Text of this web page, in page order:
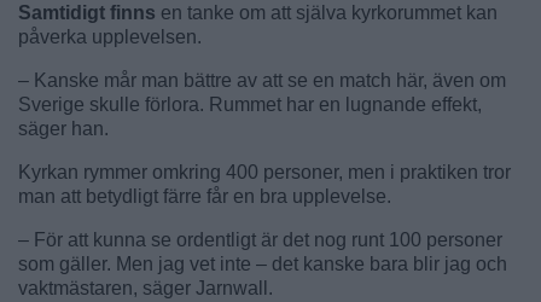
Samtidigt finns en tanke om att själva kyrkorummet kan
påverka upplevelsen.
– Kanske mår man bättre av att se en match här, även om
Sverige skulle förlora. Rummet har en lugnande effekt,
säger han.
Kyrkan rymmer omkring 400 personer, men i praktiken tror
man att betydligt färre får en bra upplevelse.
– För att kunna se ordentligt är det nog runt 100 personer
som gäller. Men jag vet inte – det kanske bara blir jag och
vaktmästaren, säger Jarnwall.